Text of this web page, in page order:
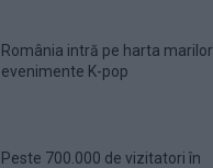
România intră pe harta marilor
evenimente K-pop
Peste 700.000 de vizitatori în